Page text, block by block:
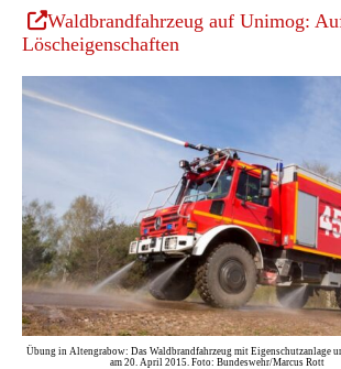
(Öffnet
in
neuen
Tab)
Waldbrandfahrzeug auf Unimog:
Löscheigenschaften
Übung in Altengrabow: Das Waldbrandfahrzeug mit Eigenschutzanlage
am 20. April 2015. Foto: Bundeswehr/Marcus Rott